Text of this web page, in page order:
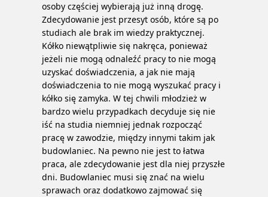
osoby częściej wybierają już inną drogę.
Zdecydowanie jest przesyt osób, które są po
studiach ale brak im wiedzy praktycznej.
Kółko niewątpliwie się nakręca, ponieważ
jeżeli nie mogą odnaleźć pracy to nie mogą
uzyskać doświadczenia, a jak nie mają
doświadczenia to nie mogą wyszukać pracy i
kółko się zamyka. W tej chwili młodzież w
bardzo wielu przypadkach decyduje się nie
iść na studia niemniej jednak rozpocząć
pracę w zawodzie, między innymi takim jak
budowlaniec. Na pewno nie jest to łatwa
praca, ale zdecydowanie jest dla niej przyszłe
dni. Budowlaniec musi się znać na wielu
sprawach oraz dodatkowo zajmować się